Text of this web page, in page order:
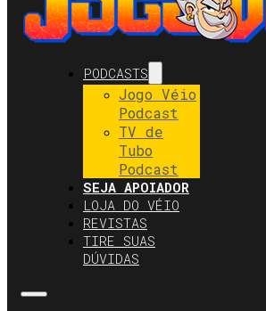
PODCASTS
Jogo Véio
Podcast
TV de
Tubo
Podcast
SEJA APOIADOR
LOJA DO VÉIO
REVISTAS
TIRE SUAS
DÚVIDAS